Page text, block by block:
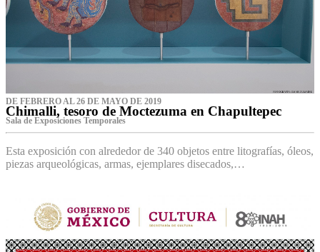
DE FEBRERO AL 26 DE MAYO DE 2019
Chimalli, tesoro de Moctezuma en Chapultepec
Sala de Exposiciones Temporales
Esta exposición con alrededor de 340 objetos entre litografías, óleos,
piezas arqueológicas, armas, ejemplares disecados,…